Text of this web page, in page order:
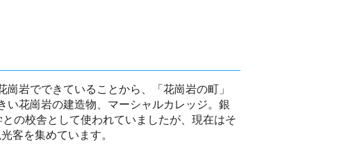
岩でできていることから、「花崗岩の町」
い花崗岩の建造物、マーシャルカレッジ。銀
の校舎として使われていましたが、現在はそ
客を集めています。